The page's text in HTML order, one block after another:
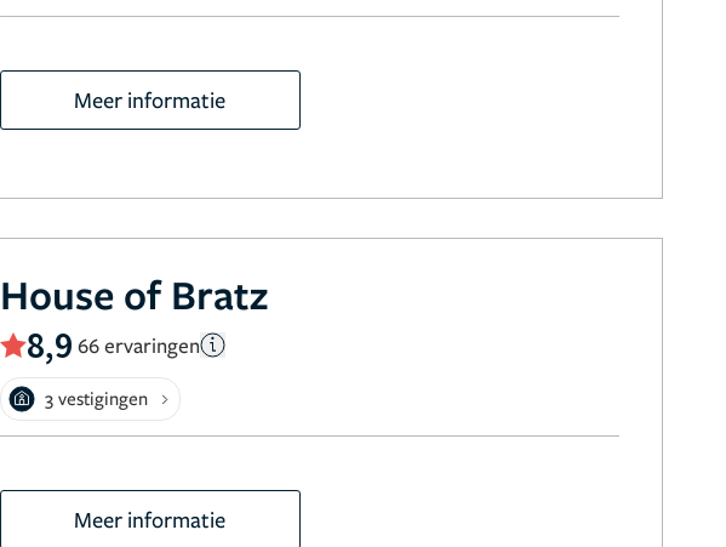
Meer informatie
House of Bratz
8,9 66 ervaringen
3 vestigingen
Meer informatie